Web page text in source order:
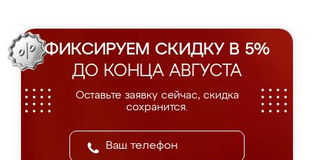
ФИКСИРУЕМ СКИДКУ В 5%
ДО КОНЦА АВГУСТА
Оставьте заявку сейчас, скидка
сохранится.